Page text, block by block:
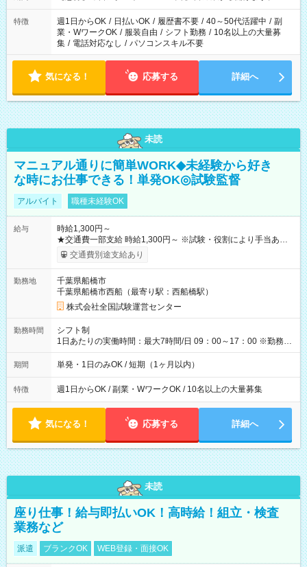
特徴 週1日からOK / 日払いOK / 履歴書不要 / 40～50代活躍中 / 副
業・WワークOK / 服装自由 / シフト勤務 / 10名以上の大量募
集 / 電話対応なし / パソコンスキル不要
気になる！ 応募する 詳細へ
未読
マニュアル通りに簡単WORK◆未経験から好き
な時にお仕事できる！単発OK◎試験監督
アルバイト 職種未経験OK
給与
時給1,300円～
★交通費一部支給 時給1,300円～ ※試験・役割により手当あり
※勤務回数により昇給あり 【即給（前払い）オプションあ
り！】 希望される場合、勤務から1週間ほどで給与の一部を受け
例】 ・河合塾模擬試験 8:30～17:30（休憩1時間） 時給1,300円
×8時間＝日収10,400円＋交通費 ※当日の役割により時給＋100
円の場合あり ・国家試験 7:00～13:30（休憩なし） 時給1,300
円（役割手当＋100円）×6時間＝日収8,400円＋交通費 【試用期
間】試用期間なし
交通費別途支給あり
勤務地
千葉県船橋市
千葉県船橋市西船（最寄り駅：西船橋駅）
株式会社全国試験運営センター
勤務時間
シフト制
1日あたりの実働時間：最大7時間/日 09：00～17：00 ※勤務時
間は 試験により異なります。
期間 単発・1日のみOK / 短期（1ヶ月以内）
特徴 週1日からOK / 副業・WワークOK / 10名以上の大量募集
気になる！ 応募する 詳細へ
未読
座り仕事！給与即払いOK！高時給！組立・検査
業務など
派遣 ブランクOK WEB登録・面接OK